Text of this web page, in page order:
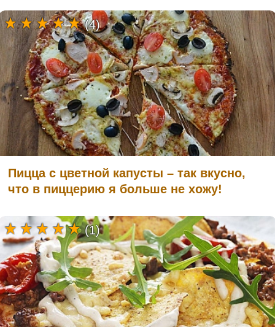
Пицца с цветной капусты – так вкусно,
что в пиццерию я больше не хожу!
(4)
(1)